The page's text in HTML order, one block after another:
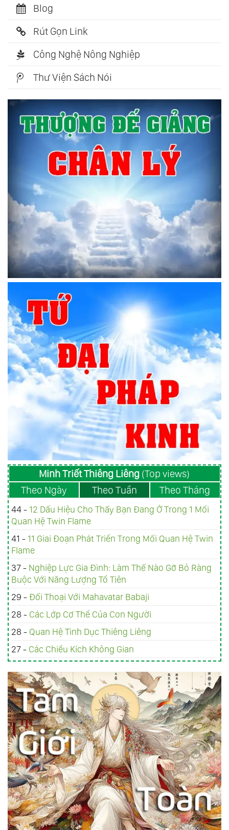
Blog
Rút Gọn Link
Công Nghệ Nông Nghiệp
Thư Viện Sách Nói
Minh Triết Thiêng Liêng (Top views)
Theo Ngày
Theo Tuần Theo Tháng
44 - 12 Dấu Hiệu Cho Thấy Bạn Đang Ở Trong 1 Mối
Quan Hệ Twin Flame
41 - 11 Giai Đoạn Phát Triển Trong Mối Quan Hệ Twin
Flame
37 - Nghiệp Lực Gia Đình: Làm Thế Nào Gỡ Bỏ Ràng
Buộc Với Năng Lượng Tổ Tiên
29 -Đối Thoại Với Mahavatar Babaji
28 - Các Lớp Cơ Thể Của Con Người
28 - Quan Hệ Tình Dục Thiêng Liêng
27 - Các Chiều Kích Không Gian